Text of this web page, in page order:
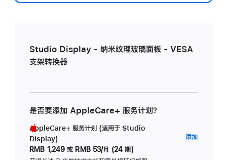
Studio Display - 纳米纹理玻璃面板 - VESA
支架转换器
是否要添加 AppleCare+ 服务计划？
AppleCare+ 服务计划 (适用于 Studio
Display)
RMB 1,249 或 RMB 53/月 (24 期)
添加